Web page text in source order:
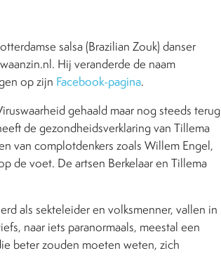
salsa (Brazilian Zouk) danser
Hij veranderde de naam
op zijn Facebook-pagina.
gehaald maar nog steeds terug
de gezondheidsverklaring van Tillema
van complotdenkers zoals Willem Engel,
de voet. De artsen Berkelaar en Tillema
als sekteleider en volksmenner, vallen in
naar iets paranormaals, meestal een
beter zouden moeten weten, zich